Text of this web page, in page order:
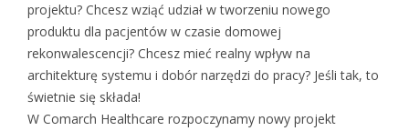
projektu? Chcesz wziąć udział w tworzeniu nowego
produktu dla pacjentów w czasie domowej
rekonwalescencji? Chcesz mieć realny wpływ na
architekturę systemu i dobór narzędzi do pracy? Jeśli tak, to
świetnie się składa!
W Comarch Healthcare rozpoczynamy nowy projekt